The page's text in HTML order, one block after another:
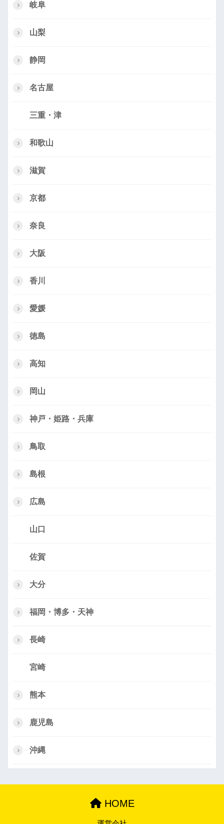
岐阜
山梨
静岡
名古屋
三重・津
和歌山
滋賀
京都
奈良
大阪
香川
愛媛
徳島
高知
岡山
神戸・姫路・兵庫
鳥取
島根
広島
山口
佐賀
大分
福岡・博多・天神
長崎
宮崎
熊本
鹿児島
沖縄
HOME